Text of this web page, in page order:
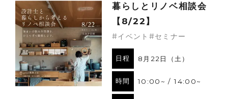
暮らしとリノベ相談会
【8/22】
#イベント#セミナー
日程 8月22日（土）
時間 10:00~ / 14:00~